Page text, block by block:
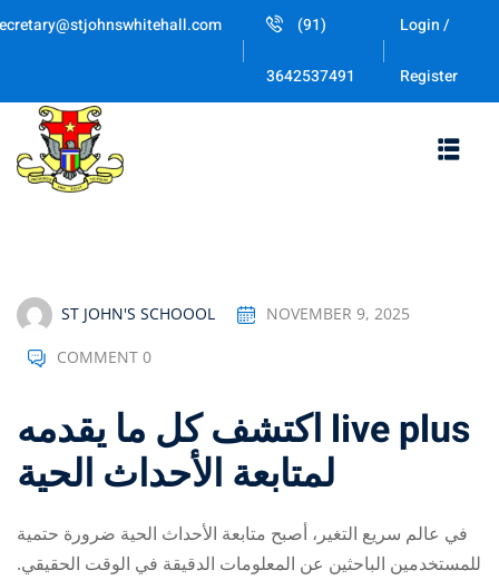
Skip
(91)
3642537491
Login /
Register
ST JOHN'S SCHOOOL NOVEMBER 9, 2025
COMMENT 0
اكتشف كل ما يقدمه live plus
لمتابعة الأحداث الحية
في عالم سريع التغير، أصبح متابعة الأحداث الحية ضرورة حتمية
للمستخدمين الباحثين عن المعلومات الدقيقة في الوقت الحقيقي.